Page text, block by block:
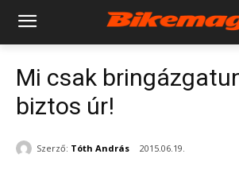
Mi csak
biztos úr!
Szerző: Tóth András 2015.06.19.